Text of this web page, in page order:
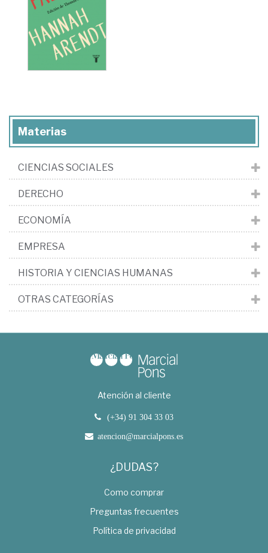
Materias
CIENCIAS SOCIALES
DERECHO
ECONOMÍA
EMPRESA
HISTORIA Y CIENCIAS HUMANAS
OTRAS CATEGORÍAS
Atención al cliente
(+34) 91 304 33 03
atencion@marcialpons.es
¿DUDAS?
Como comprar
Preguntas frecuentes
Política de privacidad